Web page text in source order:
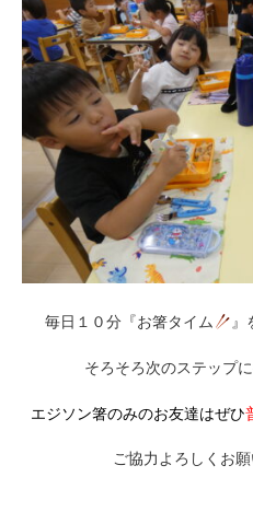
毎日１０分『お箸タイム 』
そろそろ次のステップ
エジソン箸のみのお友達はぜひ
ご協力よろしくお